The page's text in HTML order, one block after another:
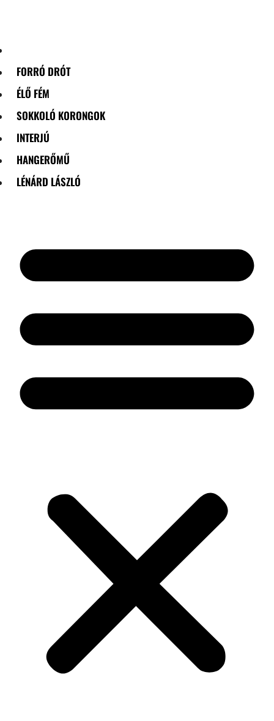
FORRÓ DRÓT
ÉLŐ FÉM
SOKKOLÓ KORONGOK
INTERJÚ
HANGERŐMŰ
LÉNÁRD LÁSZLÓ